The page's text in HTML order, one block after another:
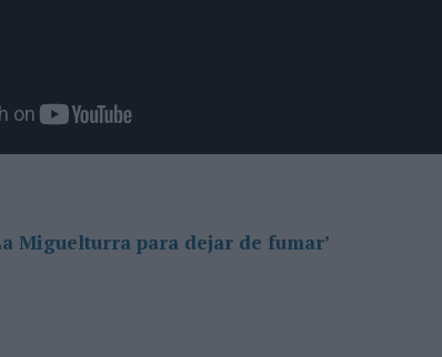
Miguelturra para dejar de fumar’